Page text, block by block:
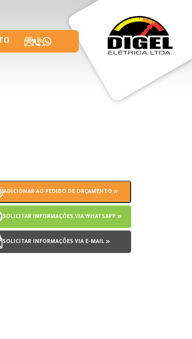
ADICIONAR AO PEDIDO DE ORÇAMENTO »
SOLICITAR INFORMAÇÕES VIA WHATSAPP »
SOLICITAR INFORMAÇÕES VIA E-MAIL »